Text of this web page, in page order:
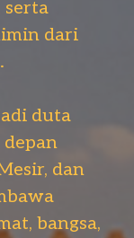
serta
dari
duta
dan
bangsa,